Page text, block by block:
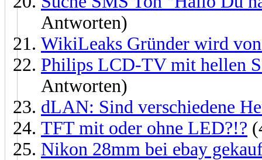
Antworten)
WikiLeaks Gründer wird
Philips LCD-TV mit hellen
Antworten)
dLAN: Sind verschiedene
TFT mit oder ohne LED?!?
Nikon 28mm bei ebay